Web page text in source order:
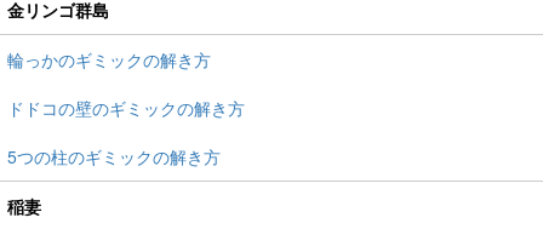
金リンゴ群島
輪っかのギミックの解き方
ドドコの壁のギミックの解き方
5つの柱のギミックの解き方
稲妻